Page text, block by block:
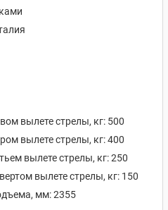
вылете стрелы, кг: 500
вылете стрелы, кг: 400
вылете стрелы, кг: 250
вылете стрелы, кг: 150
мм: 2355